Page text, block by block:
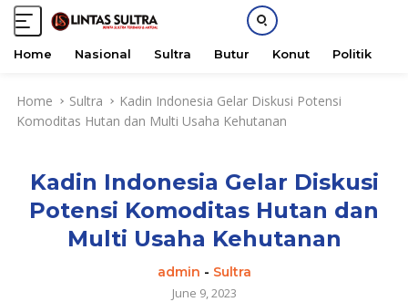
Home Nasional Sultra Butur Konut Politik
Home Sultra
Kadin Indonesia Gelar Diskusi Potensi
Komoditas Hutan dan Multi Usaha Kehutanan
Kadin Indonesia Gelar Diskusi
Potensi Komoditas Hutan dan
Multi Usaha Kehutanan
admin - Sultra
June 9, 2023